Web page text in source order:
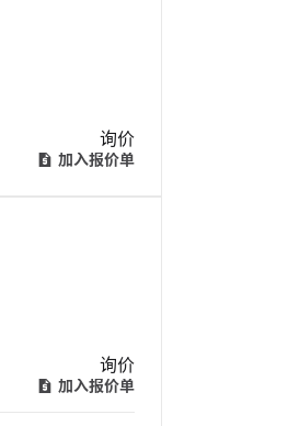
询价
加入报价单
询价
加入报价单